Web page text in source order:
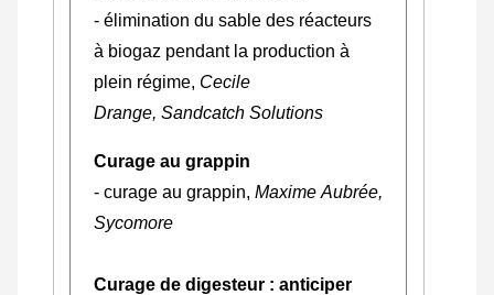
- élimination du sable des réacteurs
à biogaz pendant la production à
plein régime, Cecile
Drange, Sandcatch Solutions
Curage au grappin
- curage au grappin,Maxime Aubrée,
Sycomore
Curage de digesteur : anticiper